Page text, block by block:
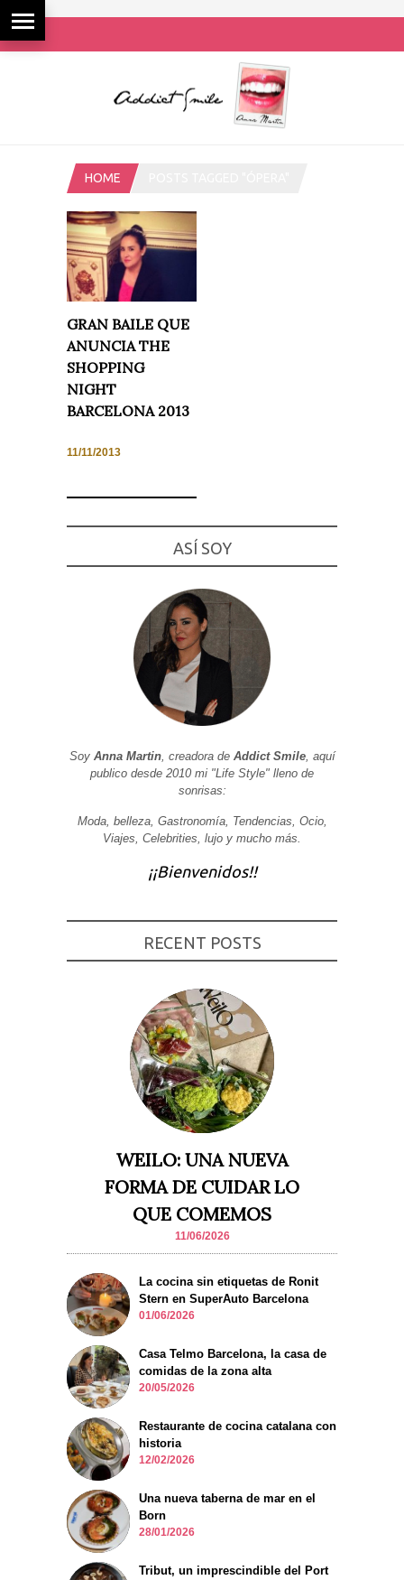
HOME
GRAN BAILE QUE
ANUNCIA THE
SHOPPING
NIGHT
BARCELONA 2013
11/11/2013
ASÍ SOY
Soy Anna Martin, creadora de Addict Smile, aquí
publico desde 2010 mi "Life Style" lleno de
sonrisas:
Moda, belleza, Gastronomía, Tendencias, Ocio,
Viajes, Celebrities, lujo y mucho más.
¡¡Bienvenidos!!
RECENT POSTS
WEILO: UNA NUEVA
FORMA DE CUIDAR LO
QUE COMEMOS
11/06/2026
La cocina sin etiquetas de Ronit
Stern en SuperAuto Barcelona
01/06/2026
Casa Telmo Barcelona, la casa de
comidas de la zona alta
20/05/2026
Restaurante de cocina catalana con
historia
12/02/2026
Una nueva taberna de mar en el
Born
28/01/2026
Tribut, un imprescindible del Port
Necesarias
Estadísticas
se usa la
rechaza estas
funcionalidades
personalizados.